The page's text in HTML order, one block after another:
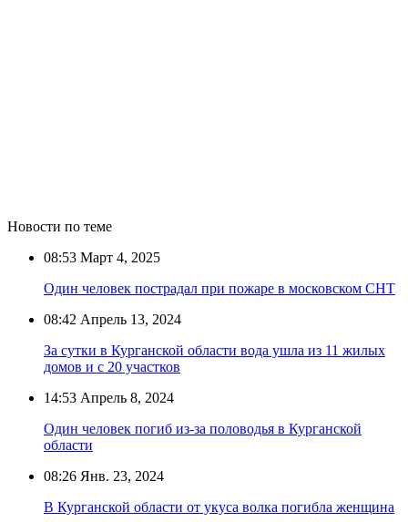
Новости по теме
08:53 Март 4, 2025
Один человек пострадал при пожаре в московском СНТ
08:42 Апрель 13, 2024
За сутки в Курганской области вода ушла из 11 жилых
домов и с 20 участков
14:53 Апрель 8, 2024
Один человек погиб из-за половодья в Курганской
области
08:26 Янв. 23, 2024
В Курганской области от укуса волка погибла женщина